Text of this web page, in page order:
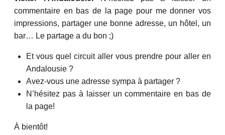
commentaire en bas de la page pour me donner vos
impressions, partager une bonne adresse, un hôtel, un
bar… Le partage a du bon ;)
Et vous quel circuit aller vous prendre pour aller en
Andalousie ?
Avez-vous une adresse sympa à partager ?
N’hésitez pas à laisser un commentaire en bas de
la page!
À bientôt!